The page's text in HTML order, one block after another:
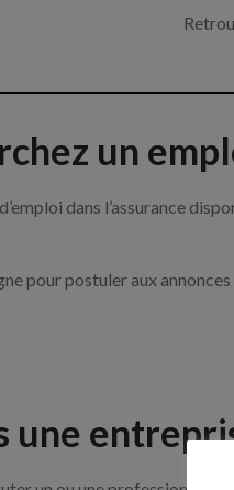
un
dans l’assurance
pour postuler aux
une